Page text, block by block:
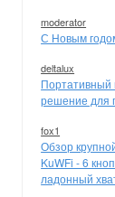
moderator
С Новым
deltalux
Портативный
решение для
fox1
Обзор
KuWFi - 6
ладонный